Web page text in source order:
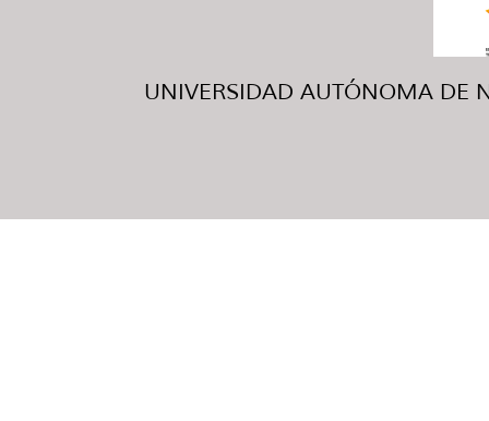
UNIVERSIDAD AUTÓNOMA DE